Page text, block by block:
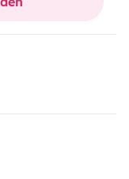
during the trip.